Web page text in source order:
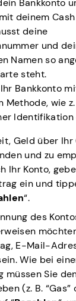
Bankkonto
deinem
deine
und
Namen so
steht.
Bankkonto
Methode, wie z.
Identifikation
Geld über Ihr
und zu
Ihr Konto,
ein und
“.
des
E-Mail-
Wie bei
müssen Sie
(z. B. “Gas”